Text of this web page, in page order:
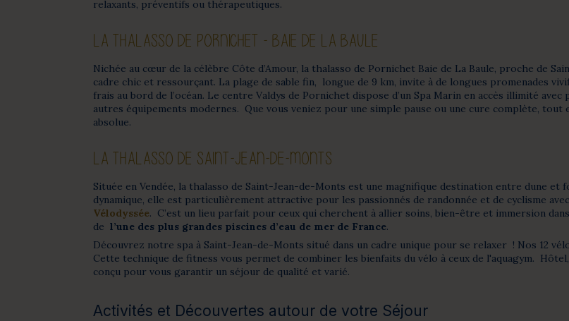
relaxants, préventifs ou thérapeutiques.
LA THALASSO DE PORNICHET - BAIE DE LA BAULE
Nichée au cœur de la célèbre Côte d’Amour, la thalasso de Pornichet Baie de La Baule, proche de
cadre chic et ressourçant. La plage de sable fin, longue de 9 km, invite à de longues promenades
frais au bord de l’océan. Le centre Valdys de Pornichet dispose d’un Spa Marin en accès illimité avec
autres équipements modernes. Que vous veniez pour une simple pause ou une cure complète,
absolue.
LA THALASSO DE SAINT-JEAN-DE-MONTS
Située en Vendée, la thalasso de Saint-Jean-de-Monts est une magnifique destination entre dune
dynamique, elle est particulièrement attractive pour les passionnés de randonnée et de cyclisme
Vélodyssée. C’est un lieu parfait pour ceux qui cherchent à allier soins, bien-être et immersion
de l’une des plus grandes piscines d’eau de mer de France.
Découvrez notre spa à Saint-Jean-de-Monts situé dans un cadre unique pour se relaxer ! Nos 12
Cette technique de fitness vous permet de combiner les bienfaits du vélo à ceux de l'aquagym.
conçu pour vous garantir un séjour de qualité et varié.
Activités et Découvertes autour de votre Séjour